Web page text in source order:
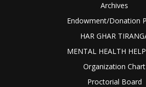
Archives
Endowment/Donation
HAR GHAR
MENTAL HEALTH
Organization Chart
Proctorial Board